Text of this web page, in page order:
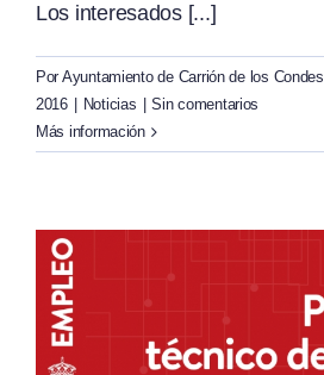
Los interesados [...]
Por Ayuntamiento de Carrión de los Condes
2016
Noticias
Sin comentarios
Más información